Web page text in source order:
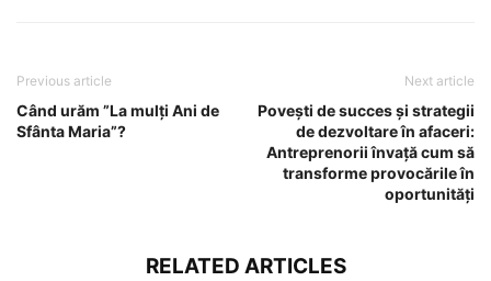
Previous article
Când urăm ”La mulți Ani de
Sfânta Maria”?
Next article
Povești de succes și strategii
de dezvoltare în afaceri:
Antreprenorii învață cum să
transforme provocările în
oportunități
RELATED ARTICLES